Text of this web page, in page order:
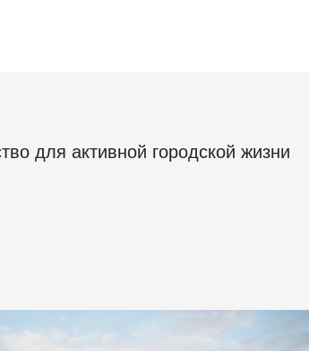
для активной городской жизни